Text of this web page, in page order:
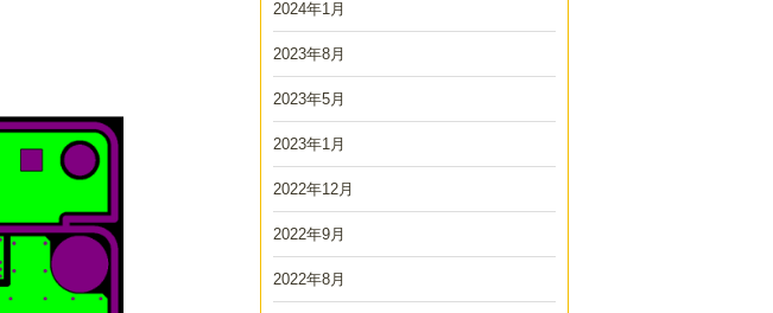
2024年1月
2023年8月
2023年5月
2023年1月
2022年12月
2022年9月
2022年8月